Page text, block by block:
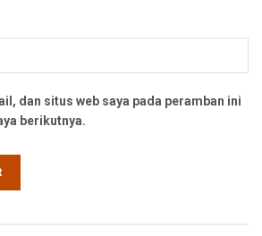
dan situs web saya pada peramban ini
berikutnya.